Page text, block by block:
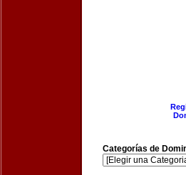
Categorías de